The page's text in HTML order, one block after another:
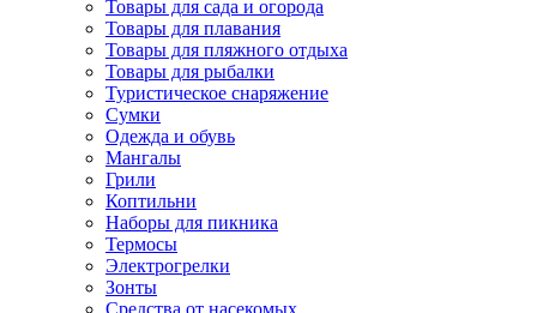
Товары для сада и огорода
Товары для плавания
Товары для пляжного отдыха
Товары для рыбалки
Туристическое снаряжение
Сумки
Одежда и обувь
Мангалы
Грили
Коптильни
Наборы для пикника
Термосы
Электрогрелки
Зонты
Средства от насекомых